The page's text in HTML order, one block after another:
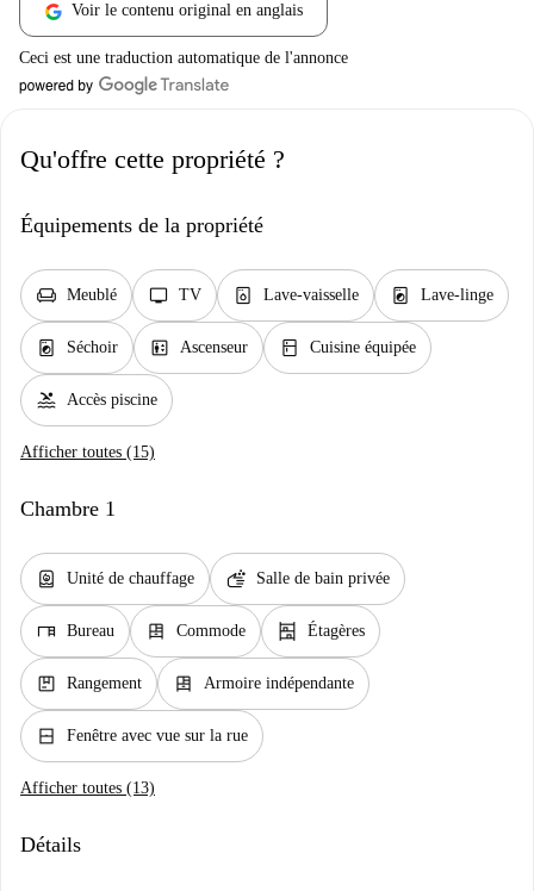
Voir le contenu original en anglais
Ceci est une traduction automatique de l'annonce
Qu'offre cette propriété ?
Équipements de la propriété
chair Meublé tv TV dishwasher_gen Lave-vaisselle local_laundry_service Lave-linge
local_laundry_service Séchoir elevator Ascenseur kitchen Cuisine équipée
pool Accès piscine
Afficher toutes (15)
Chambre 1
water_heater Unité de chauffage soap Salle de bain privée
desk Bureau dresser Commode shelves Étagères
package Rangement dresser Armoire indépendante
window_closed Fenêtre avec vue sur la rue
Afficher toutes (13)
Détails